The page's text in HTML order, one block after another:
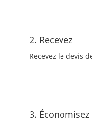
2. Recevez
Recevez le devis
3. Économisez